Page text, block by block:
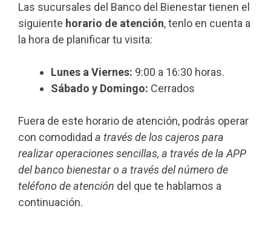
Las sucursales del Banco del Bienestar tienen el
siguiente horario de atención, tenlo en cuenta a
la hora de planificar tu visita:
Lunes a Viernes: 9:00 a 16:30 horas.
Sábado y Domingo: Cerrados
Fuera de este horario de atención, podrás operar
con comodidad a través de los cajeros para
realizar operaciones sencillas, a través de la APP
del banco bienestar o a través del número de
teléfono de atención del que te hablamos a
continuación.